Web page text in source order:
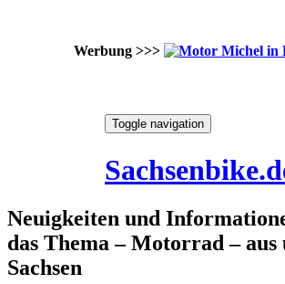
Werbung >>>
Toggle navigation
Neuigkeiten und
das Thema – Motorrad – aus
Sachsen